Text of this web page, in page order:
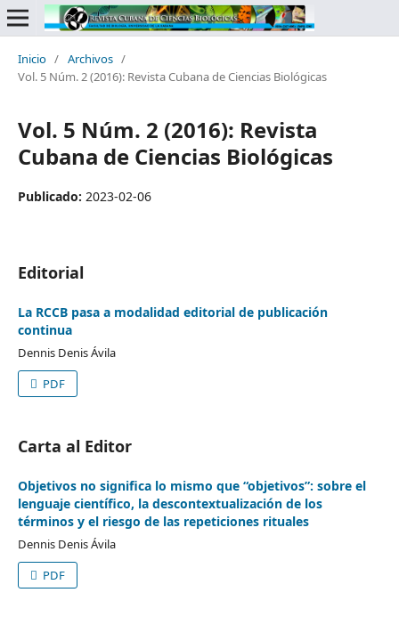
Inicio / Archivos /
Vol. 5 Núm. 2 (2016): Revista Cubana de Ciencias Biológicas
Vol. 5 Núm. 2 (2016): Revista
Cubana de Ciencias Biológicas
Publicado: 2023-02-06
Editorial
La RCCB pasa a modalidad editorial de publicación
continua
Dennis Denis Ávila
PDF
Carta al Editor
Objetivos no significa lo mismo que “objetivos”: sobre el
lenguaje científico, la descontextualización de los
términos y el riesgo de las repeticiones rituales
Dennis Denis Ávila
PDF